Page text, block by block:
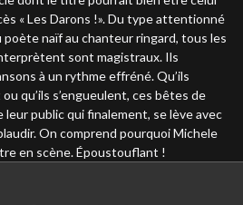
« Les Darons !». Du type attentionné
naïf au chanteur ringard, tous les
sont magistraux. Ils
à un rythme effréné. Qu’ils
qu’ils s’engueulent, ces bêtes de
public qui finalement, se lève avec
On comprend pourquoi Michele
en scène. Époustouflant !